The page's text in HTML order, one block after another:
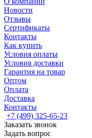
Новости
Отзывы
Сертификаты
Контакты
Как купить
Условия оплаты
Условия доставки
Гарантия на товар
Оптом
Оплата
Доставка
Контакты
+7 (499) 325-65-23
Заказать звонок
Задать вопрос